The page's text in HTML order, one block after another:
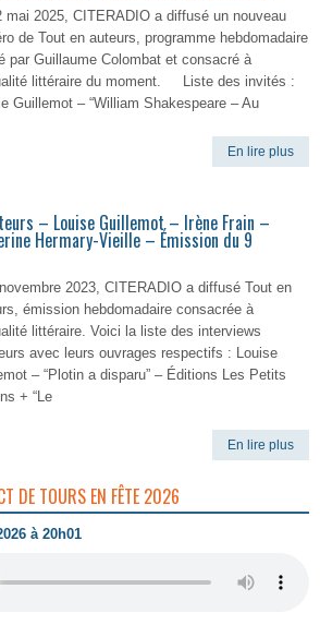
mai 2025, CITERADIO a diffusé un nouveau
de Tout en auteurs, programme hebdomadaire
par Guillaume Colombat et consacré à
littéraire du moment. Liste des invités :
Guillemot – “William Shakespeare – Au
En lire plus
– Louise Guillemot – Irène Frain –
Hermary-Vieille – Émission du 9
2023, CITERADIO a diffusé Tout en
émission hebdomadaire consacrée à
littéraire. Voici la liste des interviews
avec leurs ouvrages respectifs : Louise
– “Plotin a disparu” – Éditions Les Petits
+ “Le
En lire plus
DE TOURS EN FÊTE 2026
à 20h01